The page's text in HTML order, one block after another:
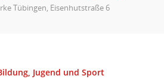
Tübingen, Eisenhutstraße 6
Jugend und Sport